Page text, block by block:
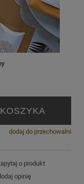
dodaj do przechowalni
o produkt
opinię